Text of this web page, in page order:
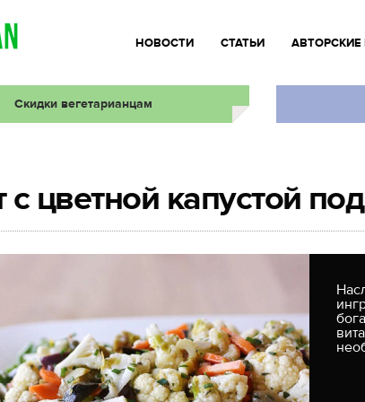
НОВОСТИ СТАТЬИ
Скидки вегетарианцам
с цветной капустой